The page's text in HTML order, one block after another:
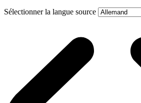
Sélectionner la langue source